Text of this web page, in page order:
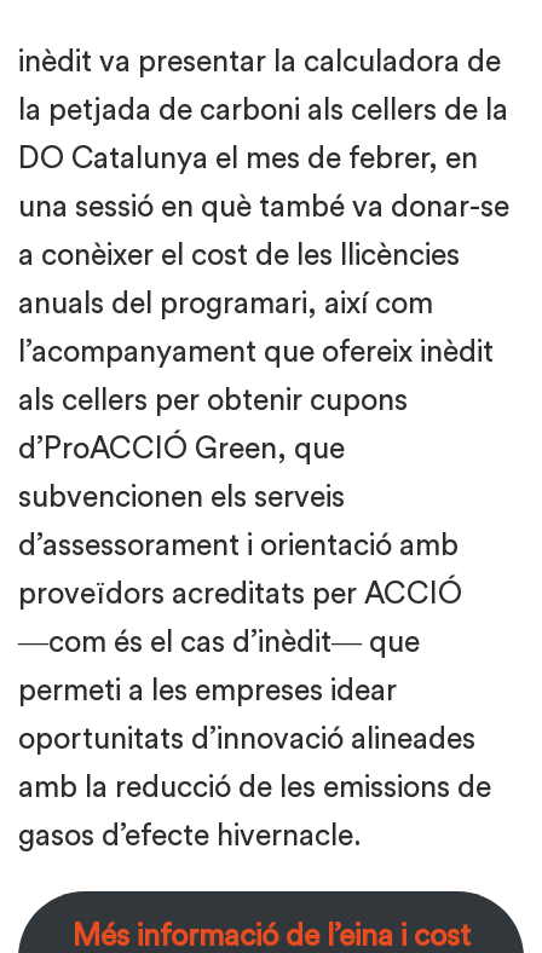
inèdit va presentar la calculadora de
la petjada de carboni als cellers de la
DO Catalunya el mes de febrer, en
una sessió en què també va donar-se
a conèixer el cost de les llicències
anuals del programari, així com
l’acompanyament que ofereix inèdit
als cellers per obtenir cupons
d’ProACCIÓ Green, que
subvencionen els serveis
d’assessorament i orientació amb
proveïdors acreditats per ACCIÓ
―com és el cas d’inèdit― que
permeti a les empreses idear
oportunitats d’innovació alineades
amb la reducció de les emissions de
gasos d’efecte hivernacle.
Més informació de l’eina i cost